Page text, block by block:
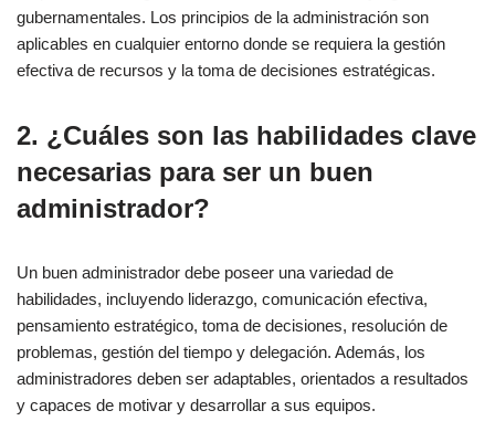
gubernamentales. Los principios de la administración son
aplicables en cualquier entorno donde se requiera la gestión
efectiva de recursos y la toma de decisiones estratégicas.
2. ¿Cuáles son las habilidades clave
necesarias para ser un buen
administrador?
Un buen administrador debe poseer una variedad de
habilidades, incluyendo liderazgo, comunicación efectiva,
pensamiento estratégico, toma de decisiones, resolución de
problemas, gestión del tiempo y delegación. Además, los
administradores deben ser adaptables, orientados a resultados
y capaces de motivar y desarrollar a sus equipos.